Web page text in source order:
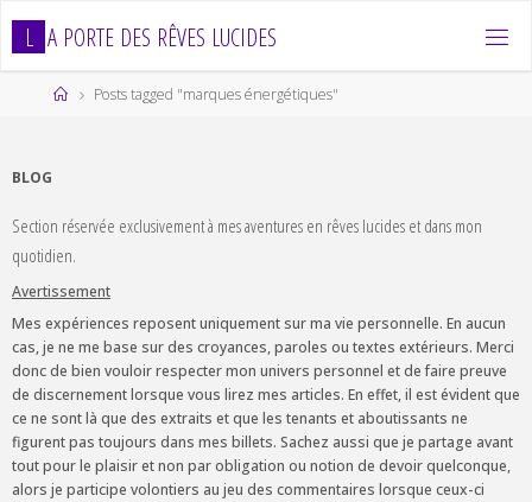
L A PORTE DES RÊVES LUCIDES
HomePosts tagged "marques énergétiques"
BLOG
Section réservée exclusivement à mes aventures en rêves lucides et dans mon
quotidien.
Avertissement
Mes expériences reposent uniquement sur ma vie personnelle. En aucun
cas, je ne me base sur des croyances, paroles ou textes extérieurs. Merci
donc de bien vouloir respecter mon univers personnel et de faire preuve
de discernement lorsque vous lirez mes articles. En effet, il est évident que
ce ne sont là que des extraits et que les tenants et aboutissants ne
figurent pas toujours dans mes billets. Sachez aussi que je partage avant
tout pour le plaisir et non par obligation ou notion de devoir quelconque,
alors je participe volontiers au jeu des commentaires lorsque ceux-ci